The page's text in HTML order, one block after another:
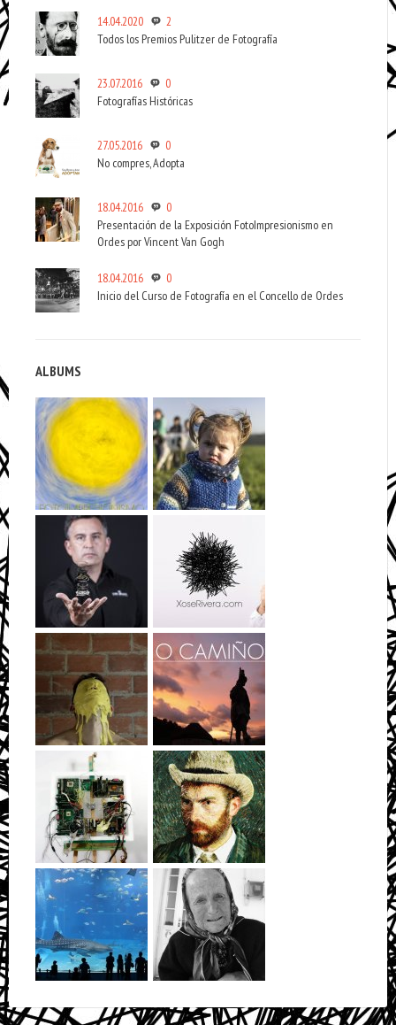
14.04.2020
2
Todos los Premios Pulitzer de Fotografía
23.07.2016
0
Fotografías Históricas
27.05.2016
0
No compres, Adopta
18.04.2016
0
Presentación de la Exposición FotoImpresionismo en
Ordes por Vincent Van Gogh
18.04.2016
0
Inicio del Curso de Fotografía en el Concello de Ordes
ALBUMS